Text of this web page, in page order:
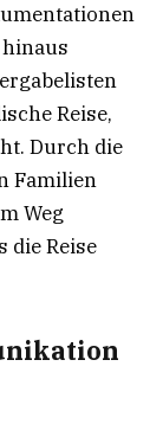
Reise,
Durch die
Familien
Weg
die Reise